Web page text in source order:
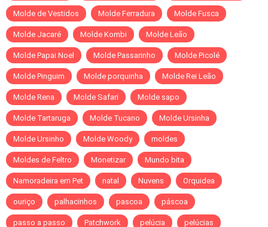
Molde de Vestidos Molde Ferradura Molde Fusca
Molde Jacaré Molde Kombi Molde Leão
Molde Papai Noel Molde Passarinho Molde Picolé
Molde Pinguim Molde porquinha Molde Rei Leão
Molde Rena Molde Safari Molde sapo
Molde Tartaruga Molde Tucano Molde Ursinha
Molde Ursinho Molde Woody moldes
Moldes de Feltro Monetizar Mundo bita
Namoradeira em Pet natal Nuvens Orquidea
ouriço palhacinhos pascoa páscoa
passo a passo Patchwork pelúcia pelúcias